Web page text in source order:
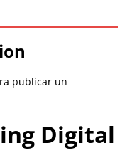
publicar un
Digital